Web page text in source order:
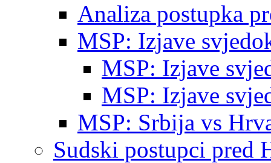
Analiza postupka
MSP: Izjave
MSP: Izjave
MSP: Izjave
MSP: Srbija vs
Sudski postupci pred